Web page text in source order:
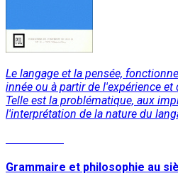
Le langage et la pensée,
innée ou à partir de l'expérience
Telle est la problématique, aux
l'interprétation de la nature du
Grammaire et philosophie au